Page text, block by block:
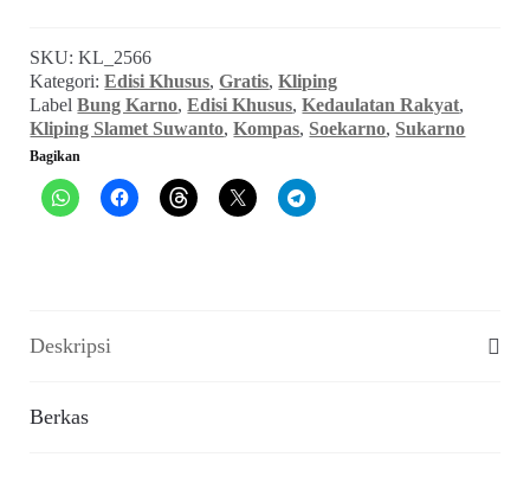
Bung
Karno
(2001)
SKU:KL_2566
Kategori:Edisi Khusus,Gratis,Kliping
LabelBung Karno,Edisi Khusus,Kedaulatan Rakyat,
Kliping Slamet Suwanto,Kompas, Soekarno, Sukarno
Bagikan
Deskripsi
Berkas